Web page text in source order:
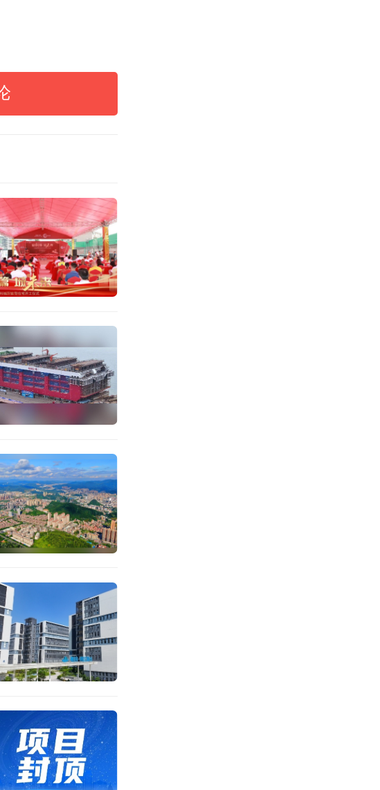
直播、文旅
后将有效激
链接湛江乃
济的一张亮
效果图
格落实项目
进度与质量
挂图作战，
交叉作业，
建设，高标